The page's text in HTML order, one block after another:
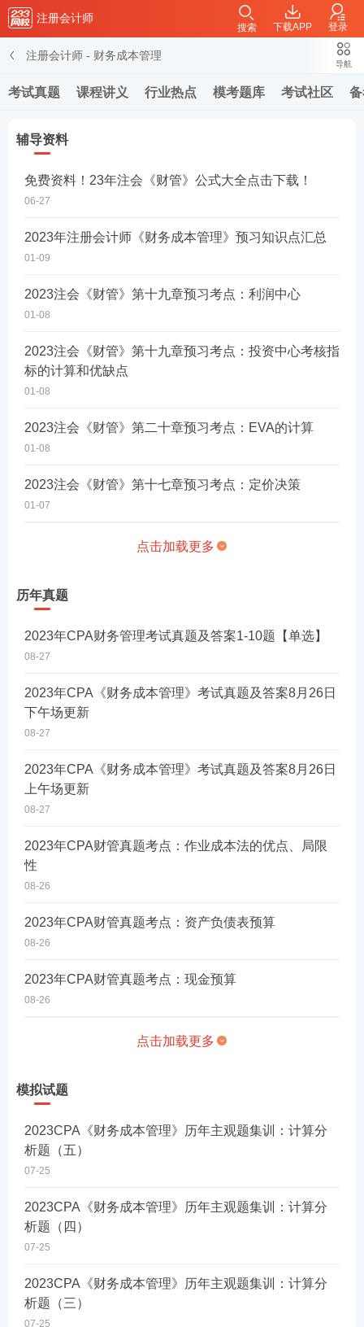
注册会计师
下载APP 登录
搜索
注册会计师 - 财务成本管理
考试真题 课程讲义 行业热点 模考题库 考试社区
导航
辅导资料
免费资料！23年注会《财管》公式大全点击下载！
06-27
2023年注册会计师《财务成本管理》预习知识点汇总
01-09
2023注会《财管》第十九章预习考点：利润中心
01-08
2023注会《财管》第十九章预习考点：投资中心考核指
标的计算和优缺点
01-08
2023注会《财管》第二十章预习考点：EVA的计算
01-08
2023注会《财管》第十七章预习考点：定价决策
01-07
点击加载更多
历年真题
2023年CPA财务管理考试真题及答案1-10题【单选】
08-27
2023年CPA《财务成本管理》考试真题及答案8月26日
下午场更新
08-27
2023年CPA《财务成本管理》考试真题及答案8月26日
上午场更新
08-27
2023年CPA财管真题考点：作业成本法的优点、局限
性
08-26
2023年CPA财管真题考点：资产负债表预算
08-26
2023年CPA财管真题考点：现金预算
08-26
点击加载更多
模拟试题
2023CPA《财务成本管理》历年主观题集训：计算分
析题（五）
07-25
​2023CPA《财务成本管理》历年主观题集训：计算分
析题（四）
07-25
2023CPA《财务成本管理》历年主观题集训：计算分
析题（三）
07-25